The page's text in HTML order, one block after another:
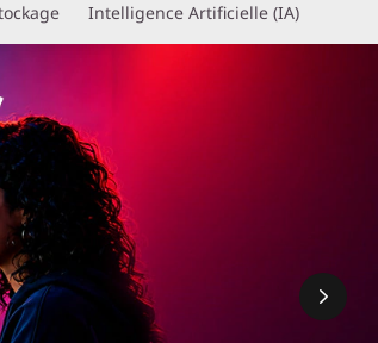
Intelligence Artificielle (IA)